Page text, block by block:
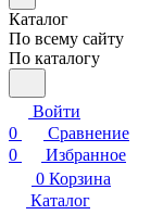
Каталог
По всему сайту
По каталогу
Войти
0
Сравнение
0
Избранное
0 Корзина
Каталог